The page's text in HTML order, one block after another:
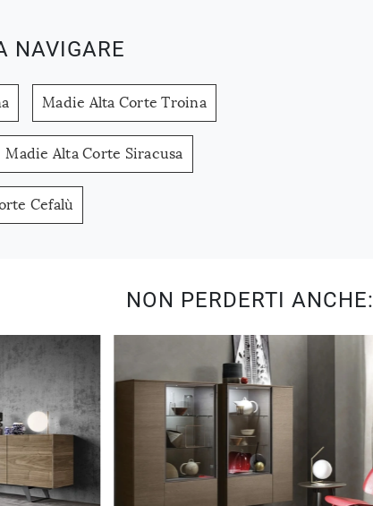
NAVIGARE
Madie Alta Corte Troina
Madie Alta Corte Siracusa
Cefalù
NON PERDERTI ANCHE: